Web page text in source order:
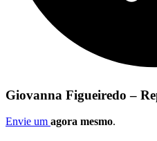
Giovanna Figueiredo –
Envie um agora mesmo.